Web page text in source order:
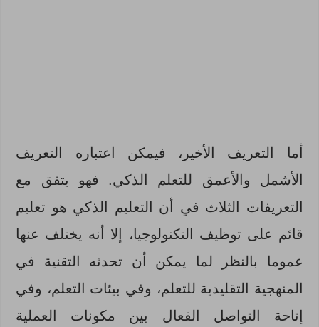
أما التعريف الأخير، فيمكن اعتباره التعريف
الأشمل والأعمق للتعلم الذكي. فهو يتفق مع
التعريفات الثلاث في أن التعليم الذكي هو تعليم
قائم على توظيف التكنولوجيا، إلا أنه يختلف عنها
عموما بالنظر لما يمكن أن تحدثه التقنية في
المنهجية التقليدية للتعلم، وفي بيئات التعلم، وفي
إتاحة التواصل الفعال بين مكونات العملية